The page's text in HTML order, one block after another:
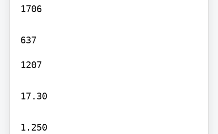
1706
1207
17.30
1.250